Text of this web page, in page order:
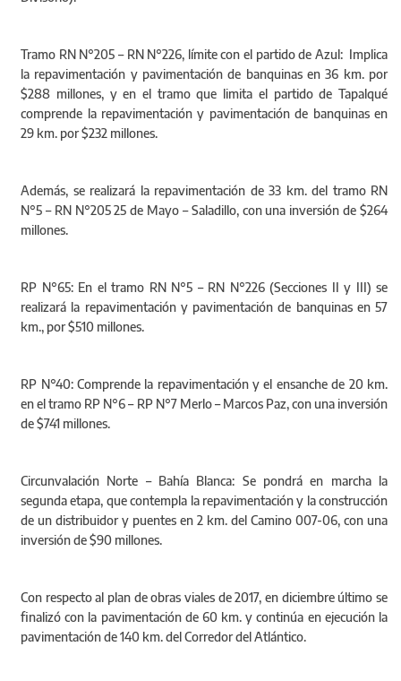
Divisorio).
Tramo RN N°205 – RN N°226, límite con el partido de Azul: Implica
la repavimentación y pavimentación de banquinas en 36 km. por
$288 millones, y en el tramo que limita el partido de Tapalqué
comprende la repavimentación y pavimentación de banquinas en
29 km. por $232 millones.
Además, se realizará la repavimentación de 33 km. del tramo RN
N°5 – RN N°205 25 de Mayo – Saladillo, con una inversión de $264
millones.
RP N°65: En el tramo RN N°5 – RN N°226 (Secciones II y III) se
realizará la repavimentación y pavimentación de banquinas en 57
km., por $510 millones.
RP N°40: Comprende la repavimentación y el ensanche de 20 km.
en el tramo RP N°6 – RP N°7 Merlo – Marcos Paz, con una inversión
de $741 millones.
Circunvalación Norte – Bahía Blanca: Se pondrá en marcha la
segunda etapa, que contempla la repavimentación y la construcción
de un distribuidor y puentes en 2 km. del Camino 007-06, con una
inversión de $90 millones.
Con respecto al plan de obras viales de 2017, en diciembre último se
finalizó con la pavimentación de 60 km. y continúa en ejecución la
pavimentación de 140 km. del Corredor del Atlántico.